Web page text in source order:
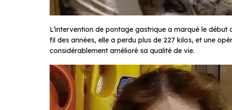
L’intervention de pontage gastrique a marqué le début
fil des années, elle a perdu plus de 227 kilos, et une
considérablement amélioré sa qualité de vie.